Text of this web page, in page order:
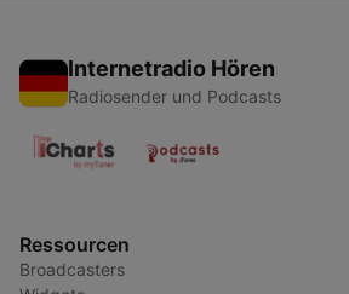
Internetradio Hören
Radiosender und Podcasts
Ressourcen
Broadcasters